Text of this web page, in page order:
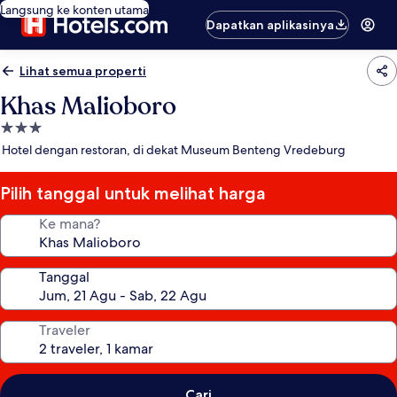
Langsung ke konten utama
Dapatkan aplikasinya
Lihat semua properti
Khas Malioboro
Properti
bintang
Hotel dengan restoran, di dekat Museum Benteng Vredeburg
Pilih tanggal untuk melihat harga
Ke mana?
Tanggal
Traveler